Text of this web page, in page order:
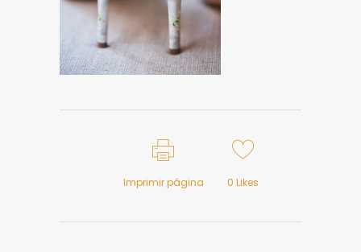
Imprimir página 0 Likes